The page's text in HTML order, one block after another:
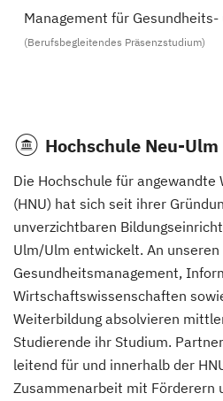
Management für Gesundheits-
(Berufsbegleitendes Präsenzstudium)
Hochschule Neu-Ulm
Die Hochschule für angewandte
(HNU) hat sich seit ihrer
unverzichtbaren
Ulm/Ulm entwickelt. An
Gesundheitsmanagement,
Wirtschaftswissenschaften
Weiterbildung absolvieren
Studierende ihr Studium.
leitend für und innerhalb der
Zusammenarbeit mit Förderern